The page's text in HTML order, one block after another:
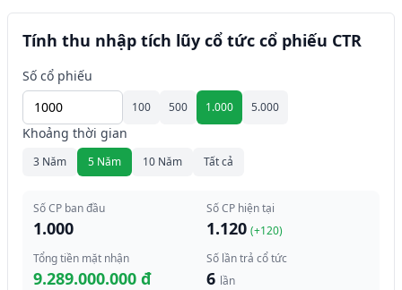
Tính thu nhập tích lũy cổ tức cổ phiếu CTR
Số cổ phiếu
100 500 1.000 5.000
Khoảng thời gian
3 Năm 5 Năm 10 Năm Tất cả
Số CP ban đầu
1.000
Số CP hiện tại
1.120 (+120)
Tổng tiền mặt nhận
9.289.000.000 đ
Số lần trả cổ tức
6 lần